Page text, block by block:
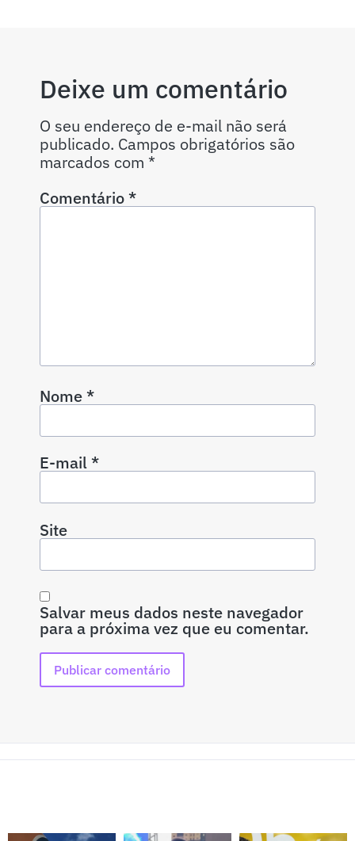
Deixe um comentário
O seu endereço de e-mail não será
publicado. Campos obrigatórios são
marcados com *
Comentário*
Nome*
E-mail*
Site
Salvar meus dados neste navegador
para a próxima vez que eu comentar.